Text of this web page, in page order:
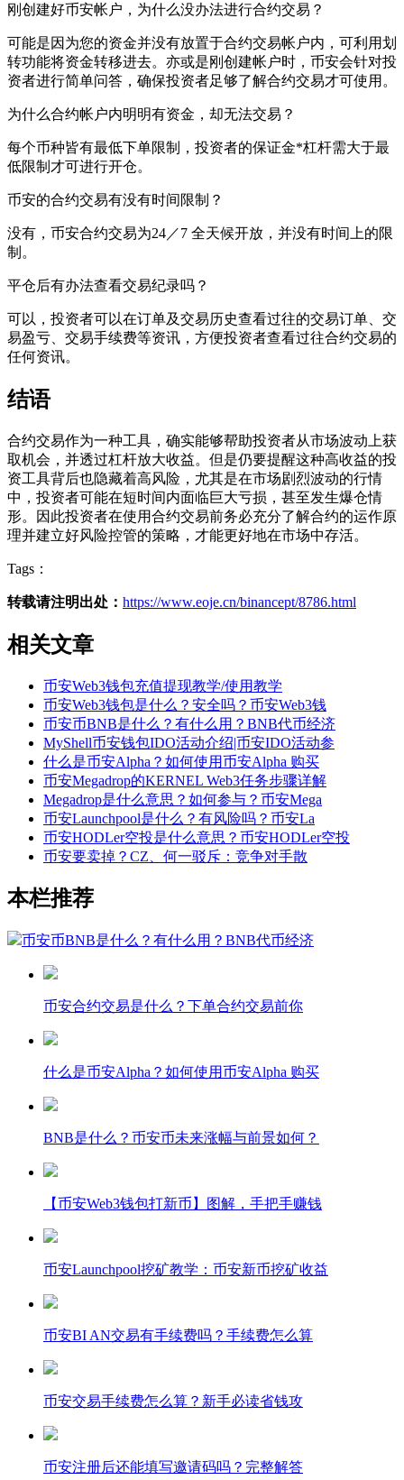
刚创建好币安帐户，为什么没办法进行合约交易？
可能是因为您的资金并没有放置于合约交易帐户内，可利用划
转功能将资金转移进去。亦或是刚创建帐户时，币安会针对投
资者进行简单问答，确保投资者足够了解合约交易才可使用。
为什么合约帐户内明明有资金，却无法交易？
每个币种皆有最低下单限制，投资者的保证金*杠杆需大于最
低限制才可进行开仓。
币安的合约交易有没有时间限制？
没有，币安合约交易为24／7 全天候开放，并没有时间上的限
制。
平仓后有办法查看交易纪录吗？
可以，投资者可以在订单及交易历史查看过往的交易订单、交
易盈亏、交易手续费等资讯，方便投资者查看过往合约交易的
任何资讯。
结语
合约交易作为一种工具，确实能够帮助投资者从市场波动上获
取机会，并透过杠杆放大收益。但是仍要提醒这种高收益的投
资工具背后也隐藏着高风险，尤其是在市场剧烈波动的行情
中，投资者可能在短时间内面临巨大亏损，甚至发生爆仓情
形。因此投资者在使用合约交易前务必充分了解合约的运作原
理并建立好风险控管的策略，才能更好地在市场中存活。
Tags：
转载请注明出处： https://www.eoje.cn/binancept/8786.html
相关文章
币安Web3钱包充值提现教学/使用教学
币安Web3钱包是什么？安全吗？币安Web3钱
币安币BNB是什么？有什么用？BNB代币经济
MyShell币安钱包IDO活动介绍|币安IDO活动参
什么是币安Alpha？如何使用币安Alpha 购买
币安Megadrop的KERNEL Web3任务步骤详解
Megadrop是什么意思？如何参与？币安Mega
币安Launchpool是什么？有风险吗？币安La
币安HODLer空投是什么意思？币安HODLer空投
币安要卖掉？CZ、何一驳斥：竞争对手散
本栏推荐
币安币BNB是什么？有什么用？BNB代币经济
币安合约交易是什么？下单合约交易前你
什么是币安Alpha？如何使用币安Alpha 购买
BNB是什么？币安币未来涨幅与前景如何？
【币安Web3钱包打新币】图解，手把手赚钱
币安Launchpool挖矿教学：币安新币挖矿收益
币安BI AN交易有手续费吗？手续费怎么算
币安交易手续费怎么算？新手必读省钱攻
币安注册后还能填写邀请码吗？完整解答